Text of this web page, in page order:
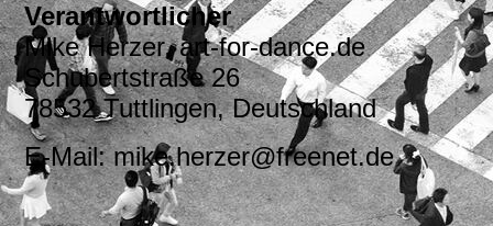
Verantwortlicher
Mike Herzer, art-for-dance.de
Schubertstraße 26
78532 Tuttlingen, Deutschland
E-Mail: mike.herzer@freenet.de